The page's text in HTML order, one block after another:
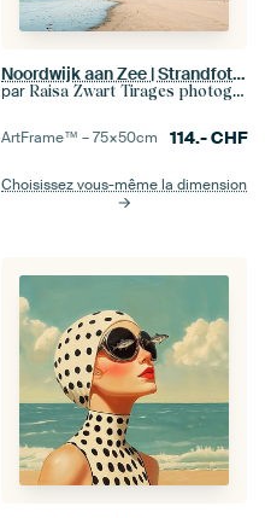
Noordwijk aan Zee | Strandfotografie Der niederländische Sommertag
par Raisa Zwart Tirages photographiques de voyage
ArtFrame™ –75×50cm 114.-CHF
Choisissez vous-même la dimension